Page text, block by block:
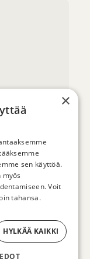
ry
×
sen käyttöä.
Voit
tahansa.
HYLKÄÄ KAIKKI